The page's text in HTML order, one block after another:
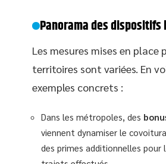
Panorama des dispositifs
Les mesures mises en place
territoires sont variées. En
exemples concrets :
Dans les métropoles, des
viennent dynamiser le
des primes additionnelles pour